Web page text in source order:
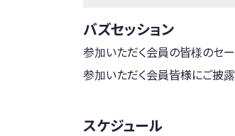
バズセッション
参加いただく会員の皆様のセ
参加いただく会員皆様にご披露
スケジュール